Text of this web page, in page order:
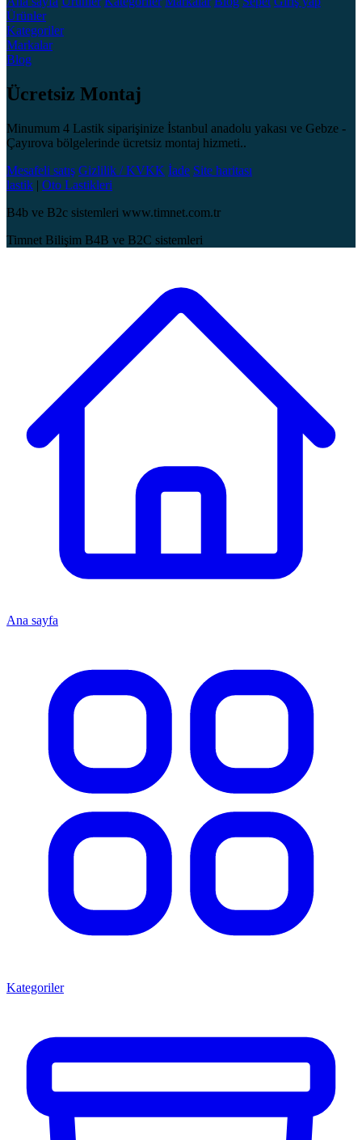
Ürünler
Kategoriler
Markalar
Blog
Ücretsiz Montaj
Minumum 4 Lastik siparişinize İstanbul anadolu yakası ve Gebze -
Çayırova bölgelerinde ücretsiz montaj hizmeti..
Mesafeli satış Gizlilik / KVKK İade Site haritası
lastik | Oto Lastikleri
B4b ve B2c sistemleri www.timnet.com.tr
Timnet Bilişim B4B ve B2C sistemleri
Ana sayfa
Kategoriler